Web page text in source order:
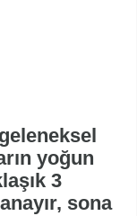
yoğun
3
sona